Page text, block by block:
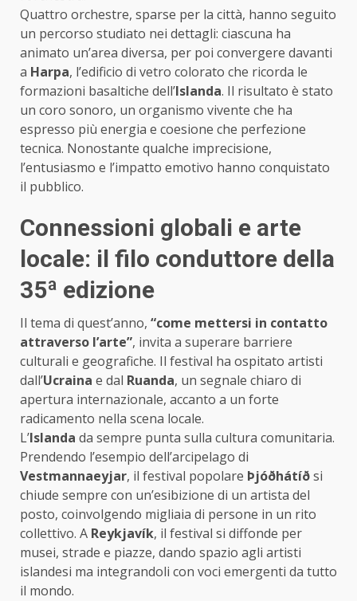
Quattro orchestre, sparse per la città, hanno seguito
un percorso studiato nei dettagli: ciascuna ha
animato un’area diversa, per poi convergere davanti
a Harpa, l’edificio di vetro colorato che ricorda le
formazioni basaltiche dell’Islanda. Il risultato è stato
un coro sonoro, un organismo vivente che ha
espresso più energia e coesione che perfezione
tecnica. Nonostante qualche imprecisione,
l’entusiasmo e l’impatto emotivo hanno conquistato
il pubblico.
Connessioni globali e arte
locale: il filo conduttore della
35ª edizione
Il tema di quest’anno, “come mettersi in contatto
attraverso l’arte”, invita a superare barriere
culturali e geografiche. Il festival ha ospitato artisti
dall’Ucraina e dal Ruanda, un segnale chiaro di
apertura internazionale, accanto a un forte
radicamento nella scena locale.
L’Islanda da sempre punta sulla cultura comunitaria.
Prendendo l’esempio dell’arcipelago di
Vestmannaeyjar, il festival popolare Þjóðhátíðsi
chiude sempre con un’esibizione di un artista del
posto, coinvolgendo migliaia di persone in un rito
collettivo. A Reykjavík, il festival si diffonde per
musei, strade e piazze, dando spazio agli artisti
islandesi ma integrandoli con voci emergenti da tutto
il mondo.